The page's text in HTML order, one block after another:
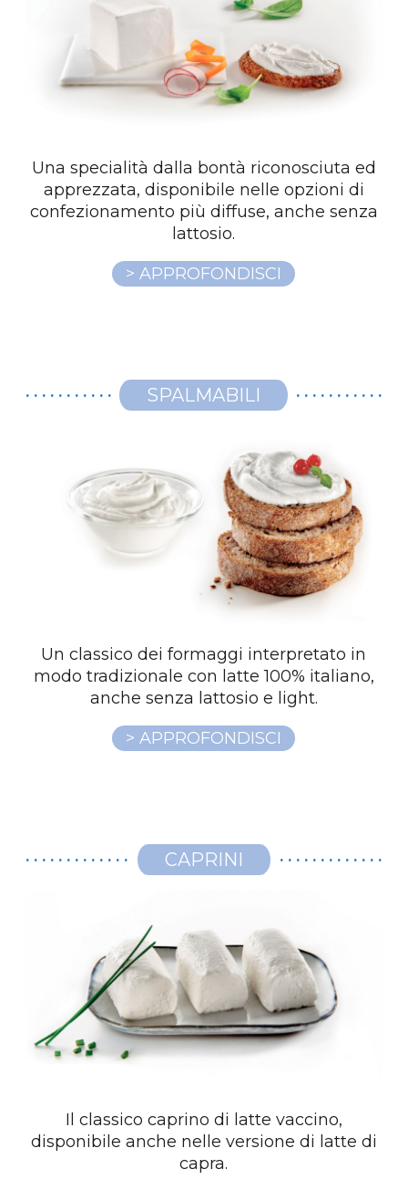
Una specialità dalla bontà riconosciuta ed
apprezzata, disponibile nelle opzioni di
confezionamento più diffuse, anche senza
lattosio.
> APPROFONDISCI
SPALMABILI
Un classico dei formaggi interpretato in
modo tradizionale con latte 100% italiano,
anche senza lattosio e light.
> APPROFONDISCI
CAPRINI
Il classico caprino di latte vaccino,
disponibile anche nelle versione di latte di
capra.